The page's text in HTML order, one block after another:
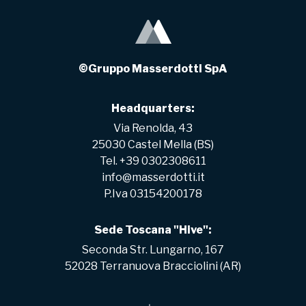
©Gruppo Masserdotti SpA
Headquarters:
Via Renolda, 43
25030 Castel Mella (BS)
Tel. +39 0302308611
info@masserdotti.it
P.Iva 03154200178
Sede Toscana "Hive":
Seconda Str. Lungarno, 167
52028 Terranuova Bracciolini (AR)